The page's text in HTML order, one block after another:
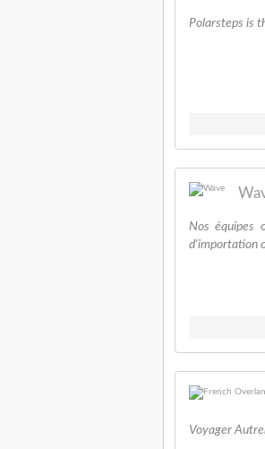
Polarsteps is
Nos équipes
d'importation
Voyager